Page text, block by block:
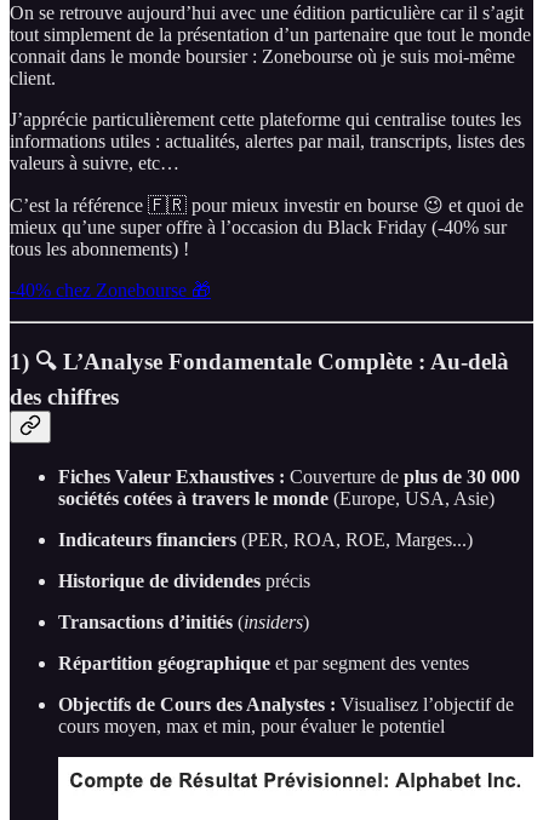
On se retrouve aujourd’hui avec une édition particulière car il s’agit
tout simplement de la présentation d’un partenaire que tout le monde
connait dans le monde boursier : Zonebourse où je suis moi-même
client.
J’apprécie particulièrement cette plateforme qui centralise toutes les
informations utiles : actualités, alertes par mail, transcripts, listes des
valeurs à suivre, etc…
C’est la référence 🇫🇷 pour mieux investir en bourse 😉 et quoi de
mieux qu’une super offre à l’occasion du Black Friday (-40% sur
tous les abonnements) !
-40% chez Zonebourse 🎁
1) 🔍 L’Analyse Fondamentale Complète : Au-delà
des chiffres
Fiches Valeur Exhaustives : Couverture de plus de 30 000
sociétés cotées à travers le monde (Europe, USA, Asie)
Indicateurs financiers (PER, ROA, ROE, Marges...)
Historique de dividendes précis
Transactions d’initiés (insiders)
Répartition géographique et par segment des ventes
Objectifs de Cours des Analystes : Visualisez l’objectif de
cours moyen, max et min, pour évaluer le potentiel